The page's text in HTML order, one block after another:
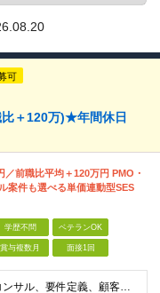
可
＋120万)★年間休日
／前職比平均＋120万円 PMO・
案件も選べる単価連動型SES
学歴不問 ベテランOK
賞与複数月 面接1回
・PM/PL、PMO、ITコンサル、要件定義、顧客折衝いずれかの経験をお持ちの方 ・開発／インフラ経験から上流工程に挑戦したい方 ・学歴不問 ※業界・技術領域・工程は問いません。 ■ こんな方を歓